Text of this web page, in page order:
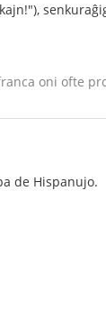
oni ofte
de Hispanujo.